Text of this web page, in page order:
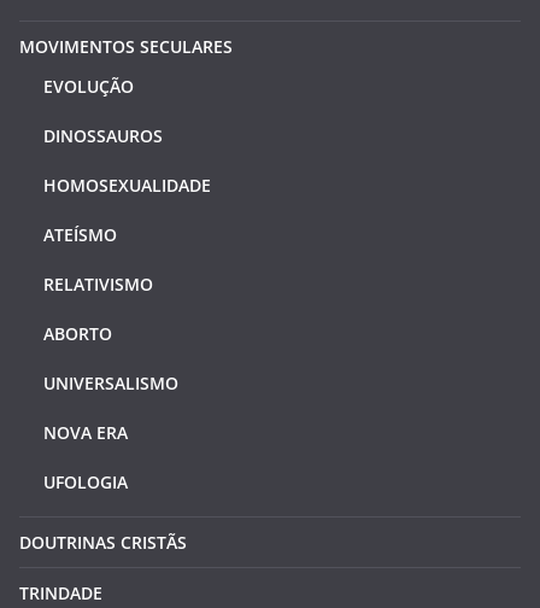
MOVIMENTOS SECULARES
EVOLUÇÃO
DINOSSAUROS
HOMOSEXUALIDADE
ATEÍSMO
RELATIVISMO
ABORTO
UNIVERSALISMO
NOVA ERA
UFOLOGIA
DOUTRINAS CRISTÃS
TRINDADE